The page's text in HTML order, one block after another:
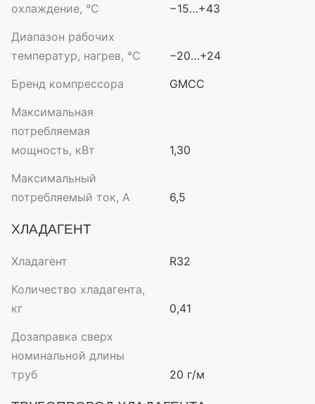
охлаждение, °C
−15…+43
Диапазон рабочих
температур, нагрев, °C
−20…+24
Бренд компрессора
GMCC
Максимальная
потребляемая
мощность, кВт
1,30
Максимальный
потребляемый ток, А
6,5
ХЛАДАГЕНТ
Хладагент
R32
Количество хладагента,
кг
0,41
Дозаправка сверх
номинальной длины
труб
20 г/м